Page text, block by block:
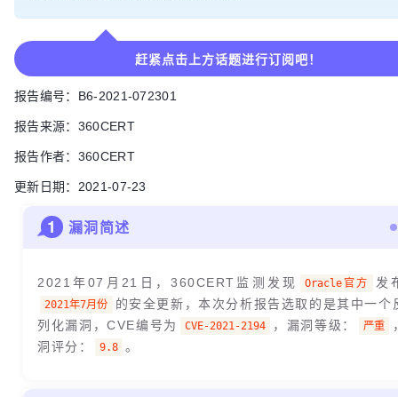
赶紧点击上方话题进行订阅吧！
报告编号：B6-2021-072301
报告来源：360CERT
报告作者：360CERT
更新日期：2021-07-23
1 漏洞简述
2021年07月21日，360CERT监测发现 Oracle官方 发
2021年7月份
的安全更新，本次分析报告选取的是其中一个
列化漏洞，CVE编号为
CVE-2021-2194 ，漏洞等级： 严重
洞评分：
9.8 。